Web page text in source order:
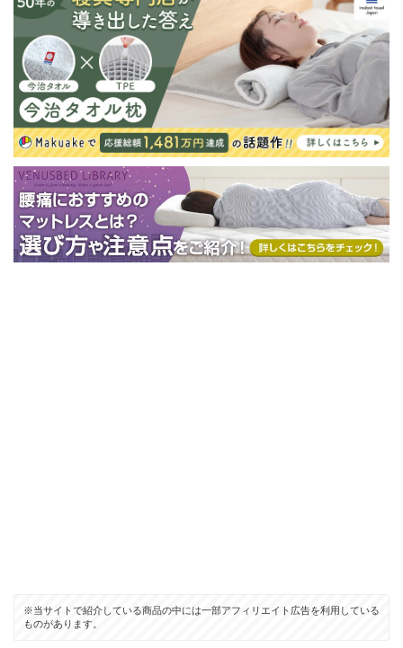
※当サイトで紹介している商品の中には一部アフィリエイト広告を利用している
ものがあります。